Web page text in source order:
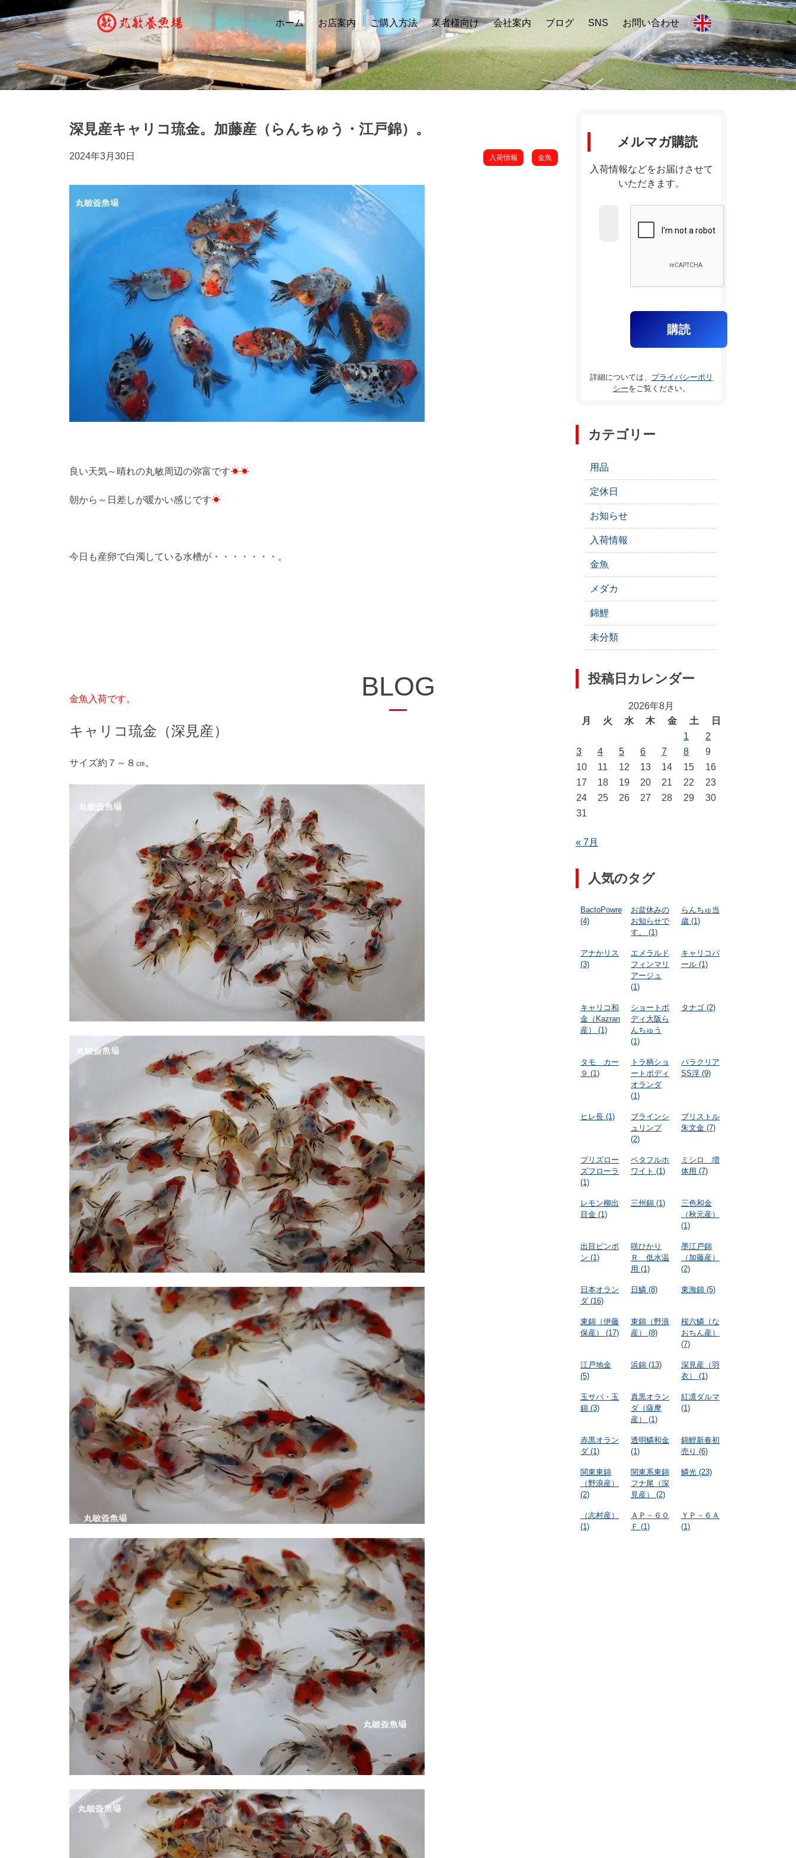
ホーム お店案内 ご購入方法 業者様向け 会社案内 ブログ SNS お問い合わせ
BLOG
深見産キャリコ琉金。加藤産（らんちゅう・江戸錦）。
2024年3月30日 入荷情報 金魚
良い天気～晴れの丸敏周辺の弥富です☀☀
朝から～日差しが暖かい感じです☀
今日も産卵で白濁している水槽が・・・・・・・。
金魚入荷です。
キャリコ琉金（深見産）
サイズ約７～８㎝。
メルマガ購読
入荷情報などをお届けさせて
いただきます。
詳細については、 プライバシーポリ
シーをご覧ください。
カテゴリー
用品
定休日
お知らせ
入荷情報
金魚
メダカ
錦鯉
未分類
投稿日カレンダー
2026年8月
月
火 水 木 金 土
日
1
2
3
4 5 6 7 8
9
10
11 12 13 14 15
16
17
18 19 20 21 22
23
24
25 26 27 28 29
30
31
« 7月
人気のタグ
BactoPowre
(4)
お盆休みの
お知らせで
す。
(1)
らんちゅ当
歳(1)
アナかリス
(3)
エメラルド
フィンマリ
アージュ
(1)
キャリコパ
ール(1)
キャリコ和
金（Kazran
産）
(1)
ショートボ
ディ大阪ら
んちゅう
(1)
タナゴ(2)
タモ カー
９ (1)
トラ柄ショ
ートボディ
オランダ
(1)
パラクリア
SS浮(9)
ヒレ長 (1)
ブラインシ
ュリンプ
(2)
ブリストル
朱文金(7)
プリズロー
ズフローラ
(1)
ベタフルホ
ワイト (1)
ミシロ 増
体用 (7)
レモン柳出
目金 (1)
三州錦(1)
三色和金
（秋元産）
(1)
出目ピンポ
ン (1)
咲ひかり
Ｒ 低水温
用 (1)
墨江戸錦
（加藤産）
(2)
日本オラン
ダ (16)
日鱗(8) 東海錦(5)
東錦（伊藤
保産）
(17)
東錦（野浪
産）
(8)
桜六鱗（な
おちん産）
(7)
江戸地金
(5)
浜錦(13)
深見産（羽
衣）
(1)
玉サバ・玉
錦 (3)
真黒オラン
ダ（薩摩
産）
(1)
紅凛ダルマ
(1)
赤黒オラン
ダ (1)
透明鱗和金
(1)
錦鯉新春初
売り (6)
関東東錦
（野浪産）
(2)
関東系東錦
フナ尾（深
見産）
(2)
鱗光(23)
（志村産）
(1)
ＡＰ－６０
Ｆ (1)
ＹＰ－６Ａ
(1)